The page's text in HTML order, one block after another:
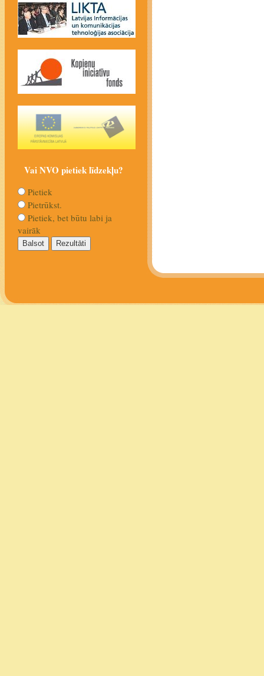
Vai NVO pietiek līdzekļu?
Pietiek
Pietrūkst.
Pietiek, bet būtu labi ja
vairāk